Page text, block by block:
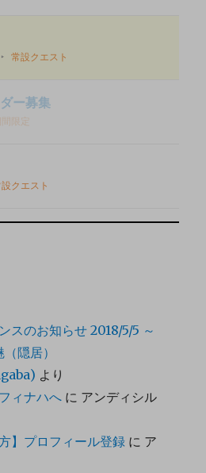
常設クエスト
ー募集
間限定
クエスト
スのお知らせ 2018/5/5 ～
隠居）
より
ィナハへ に アンディシル
】プロフィール登録 に ア